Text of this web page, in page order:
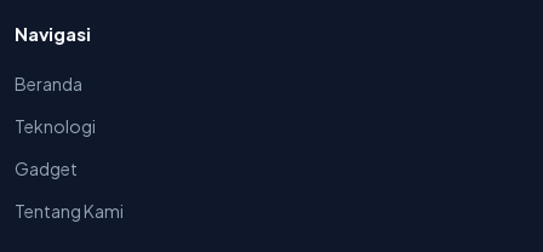
Navigasi
Beranda
Teknologi
Gadget
Tentang Kami